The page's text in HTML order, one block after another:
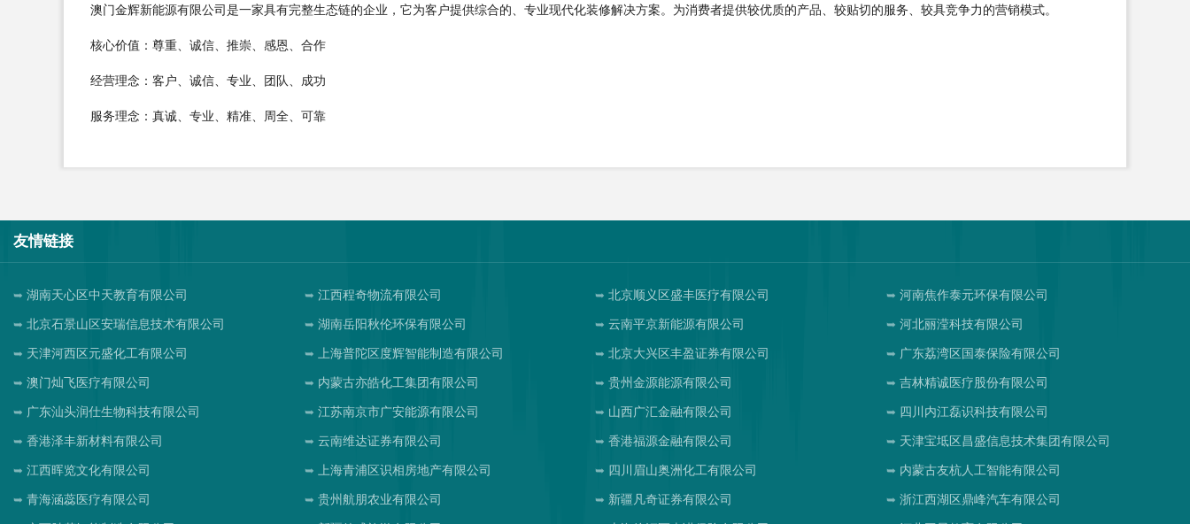
澳门金辉新能源有限公司是一家具有完整生态链的企业，它为客户提供综合的、专业现代化装修解决方案。为消费者提供较优质的产品、较贴切的服务、较具竞争力的营销模式。
核心价值：尊重、诚信、推崇、感恩、合作
经营理念：客户、诚信、专业、团队、成功
服务理念：真诚、专业、精准、周全、可靠
友情链接
湖南天心区中天教育有限公司 江西程奇物流有限公司 北京顺义区盛丰医疗有限公司 河南焦作泰元环保有限公司
北京石景山区安瑞信息技术有限公司 湖南岳阳秋伦环保有限公司 云南平京新能源有限公司 河北丽滢科技有限公司
天津河西区元盛化工有限公司 上海普陀区度辉智能制造有限公司 北京大兴区丰盈证券有限公司 广东荔湾区国泰保险有限公司
澳门灿飞医疗有限公司 内蒙古亦皓化工集团有限公司 贵州金源能源有限公司 吉林精诚医疗股份有限公司
广东汕头润仕生物科技有限公司 江苏南京市广安能源有限公司 山西广汇金融有限公司 四川内江磊识科技有限公司
香港泽丰新材料有限公司 云南维达证券有限公司 香港福源金融有限公司 天津宝坻区昌盛信息技术集团有限公司
江西晖览文化有限公司 上海青浦区识相房地产有限公司 四川眉山奥洲化工有限公司 内蒙古友杭人工智能有限公司
青海涵蕊医疗有限公司 贵州航朋农业有限公司 新疆凡奇证券有限公司 浙江西湖区鼎峰汽车有限公司